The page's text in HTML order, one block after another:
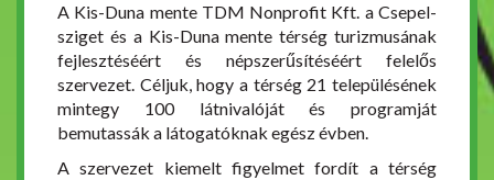
A Kis-Duna mente TDM Nonprofit Kft. a Csepel-
sziget és a Kis-Duna mente térség turizmusának
fejlesztéséért és népszerűsítéséért felelős
szervezet. Céljuk, hogy a térség 21 településének
mintegy 100 látnivalóját és programját
bemutassák a látogatóknak egész évben.
A szervezet kiemelt figyelmet fordít a térség